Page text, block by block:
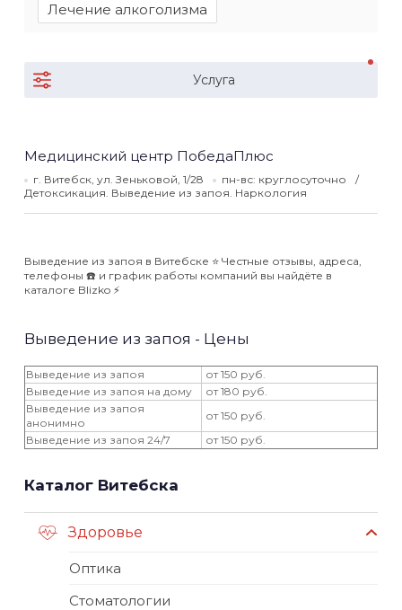
Лечение алкоголизма
Услуга
Медицинский центр ПобедаПлюс
г. Витебск, ул. Зеньковой, 1/28
пн-вс: круглосуточно
Детоксикация. Выведение из запоя. Наркология
Выведение из запоя в Витебске ⭐️ Честные отзывы, адреса,
телефоны ☎️ и график работы компаний вы найдёте в
каталоге Blizko ⚡️
Выведение из запоя - Цены
Выведение из запоя
от 150 руб.
Выведение из запоя на дому
от 180 руб.
Выведение из запоя
анонимно
от 150 руб.
Выведение из запоя 24/7
от 150 руб.
Каталог Витебска
Здоровье
Оптика
Стоматологии